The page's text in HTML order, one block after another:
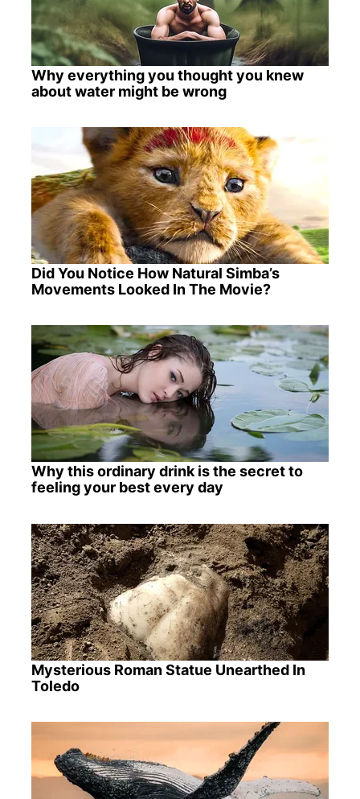
Why everything you thought you knew
about water might be wrong
Did You Notice How Natural Simba’s
Movements Looked In The Movie?
Why this ordinary drink is the secret to
feeling your best every day
Mysterious Roman Statue Unearthed In
Toledo